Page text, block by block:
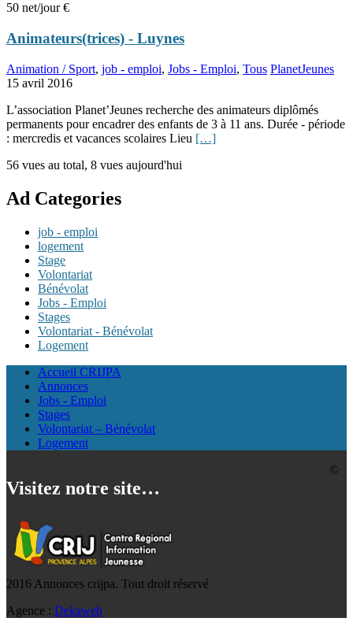
50 net/jour €
Animateurs(trices) - Luynes
Animation / Sport, job - emploi, Jobs - Emploi, Tous PlanetJeunes
15 avril 2016
L’association Planet’Jeunes recherche des animateurs diplômés
permanents pour encadrer des enfants de 3 à 11 ans. Durée - période
: mercredis et vacances scolaires Lieu […]
56 vues au total, 8 vues aujourd'hui
Ad Categories
job - emploi
logement
Stage
Volontariat
Bénévolat
Jobs - Emploi
Stages
Volontariat - Bénévolat
Logement
Accueil CRIJPA
Annonces
Jobs - Emploi
Stages
Volontariat – Bénévolat
Logement
Visitez notre site…
©
2016 Annonces crijpa. Tout droit réservé
Agence : Dekaweb